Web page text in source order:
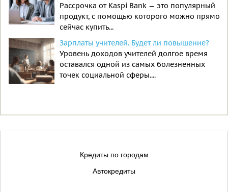
Рассрочка от Kaspi Bank — это популярный
продукт, с помощью которого можно прямо
сейчас купить...
Зарплаты учителей. Будет ли повышение?
Уровень доходов учителей долгое время
оставался одной из самых болезненных
точек социальной сферы....
Кредиты по городам
Автокредиты